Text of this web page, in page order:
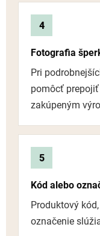
4
Fotografia
Pri
pomôcť
zakúpeným
5
Kód alebo
Produktový
označenie